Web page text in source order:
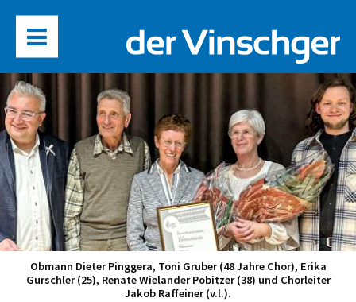
Obmann Dieter Pinggera, Toni Gruber (48 Jahre Chor), Erika
Gurschler (25), Renate Wielander Pobitzer (38) und Chorleiter
Jakob Raffeiner (v.l.).